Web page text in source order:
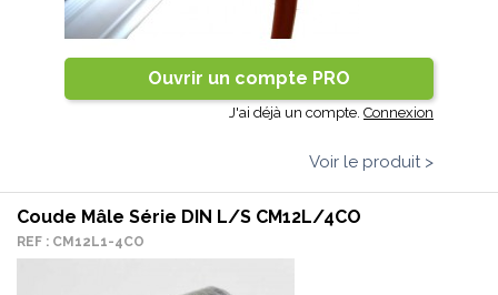
Ouvrir un compte PRO
J'ai déjà un compte. Connexion
Voir le produit >
Coude Mâle Série DIN L/S CM12L/4CO
REF : CM12L1-4CO